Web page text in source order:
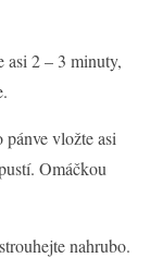
asi 2 – 3 minuty,
vložte asi
Omáčkou
nahrubo.